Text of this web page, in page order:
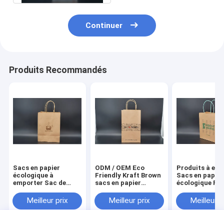
Continuer
Produits Recommandés
Sacs en papier
écologique à
emporter Sac de
papier kraft brun sur
mesure
Meilleur prix
ODM / OEM Eco
Friendly Kraft Brown
sacs en papier
fondMeilleur prix
Produits à
Sacs en papier
écologique
Impression
Meilleur